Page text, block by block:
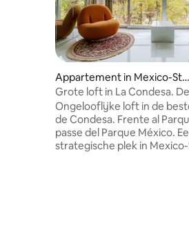
Appartement in Mexico-Sta
d
Grote loft in La Condesa.
locatie
Ongelooflijke loft in de
de Condesa. Frente al
passe del Parque México.
strategische plek in